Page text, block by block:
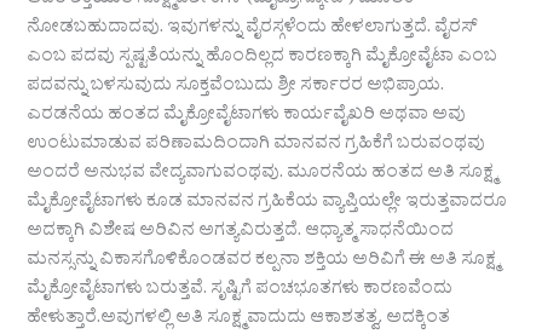
ನೋಡಬಹುದಾದವು. ಇವುಗಳನ್ನು ವೈರಸ್ಗಳೆಂದು ಹೇಳಲಾಗುತ್ತದೆ. ವೈರಸ್
ಎಂಬ ಪದವು ಸ್ಪಷ್ಟತೆಯನ್ನು ಹೊಂದಿಲ್ಲದ ಕಾರಣಕ್ಕಾಗಿ ಮೈಕ್ರೋವೈಟಾ ಎಂಬ
ಪದವನ್ನು ಬಳಸುವುದು ಸೂಕ್ತವೆಂಬುದು ಶ್ರೀ ಸರ್ಕಾರರ ಅಭಿಪ್ರಾಯ.
ಎರಡನೆಯ ಹಂತದ ಮೈಕ್ರೋವೈಟಾಗಳು ಕಾರ್ಯವೈಖರಿ ಅಥವಾ ಅವು
ಉಂಟುಮಾಡುವ ಪರಿಣಾಮದಿಂದಾಗಿ ಮಾನವನ ಗ್ರಹಿಕೆಗೆ ಬರುವಂಥವು
ಅಂದರೆ ಅನುಭವ ವೇದ್ಯವಾಗುವಂಥವು. ಮೂರನೆಯ ಹಂತದ ಅತಿ ಸೂಕ್ಷ್ಮ
ಮೈಕ್ರೋವೈಟಾಗಳು ಕೂಡ ಮಾನವನ ಗ್ರಹಿಕೆಯ ವ್ಯಾಪ್ತಿಯಲ್ಲೇ ಇರುತ್ತವಾದರೂ
ಅದಕ್ಕಾಗಿ ವಿಶೇಷ ಅರಿವಿನ ಅಗತ್ಯವಿರುತ್ತದೆ. ಆಧ್ಯಾತ್ಮ ಸಾಧನೆಯಿಂದ
ಮನಸ್ಸನ್ನು ವಿಕಾಸಗೊಳಿಕೊಂಡವರ ಕಲ್ಪನಾ ಶಕ್ತಿಯ ಅರಿವಿಗೆ ಈ ಅತಿ ಸೂಕ್ಷ್ಮ
ಮೈಕ್ರೋವೈಟಾಗಳು ಬರುತ್ತವೆ. ಸೃಷ್ಟಿಗೆ ಪಂಚಭೂತಗಳು ಕಾರಣವೆಂದು
ಹೇಳುತ್ತಾರೆ.ಅವುಗಳಲ್ಲಿ ಅತಿ ಸೂಕ್ಷ್ಮವಾದುದು ಆಕಾಶತತ್ವ. ಅದಕ್ಕಿಂತ